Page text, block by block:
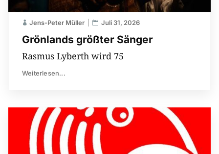
Grönlands größter Sänger
Jens-Peter Müller Juli 31, 2026
Rasmus Lyberth wird 75
Weiterlesen...